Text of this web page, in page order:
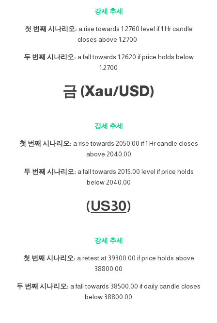
강세 추세
첫 번째 시나리오: a rise towards 1.2760 level if 1 Hr candle
closes above 1.2700
두 번째 시나리오: a fall towards 1.2620 if price holds below
1.2700
금 (Xau/USD)
강세 추세
첫 번째 시나리오: a rise towards 2050.00 if 1 Hr candle closes
above 2040.00
두 번째 시나리오: a fall towards 2015.00 level if price holds
below 2040.00
(US30)
강세 추세
첫 번째 시나리오: a retest at 39300.00 if price holds above
38800.00
두 번째 시나리오: a fall towards 38500.00 if daily candle closes
below 38800.00